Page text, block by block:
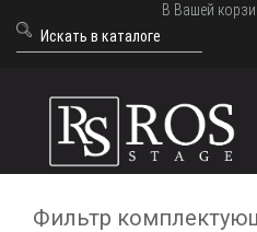
В Вашей
Фильтр